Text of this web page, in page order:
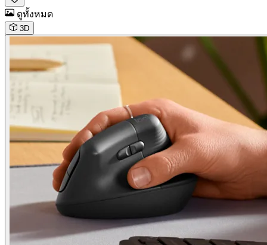
ดูทั้งหมด
3D